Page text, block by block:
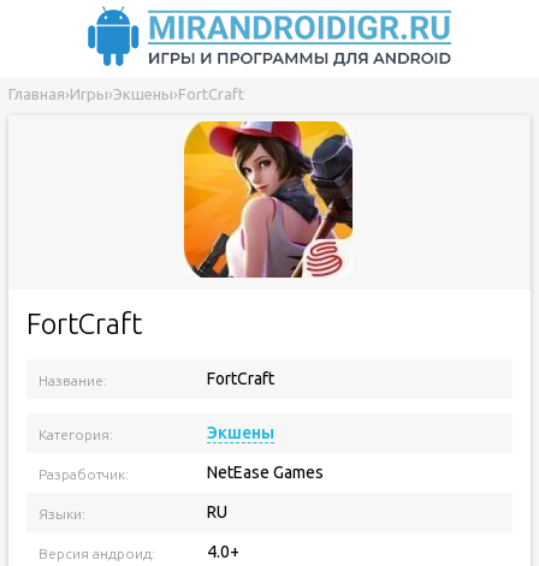
Главная›Игры›Экшены›FortCraft
FortCraft
Название: FortCraft
Категория:
Экшены
Разработчик: NetEase Games
Языки: RU
Версия андроид: 4.0+